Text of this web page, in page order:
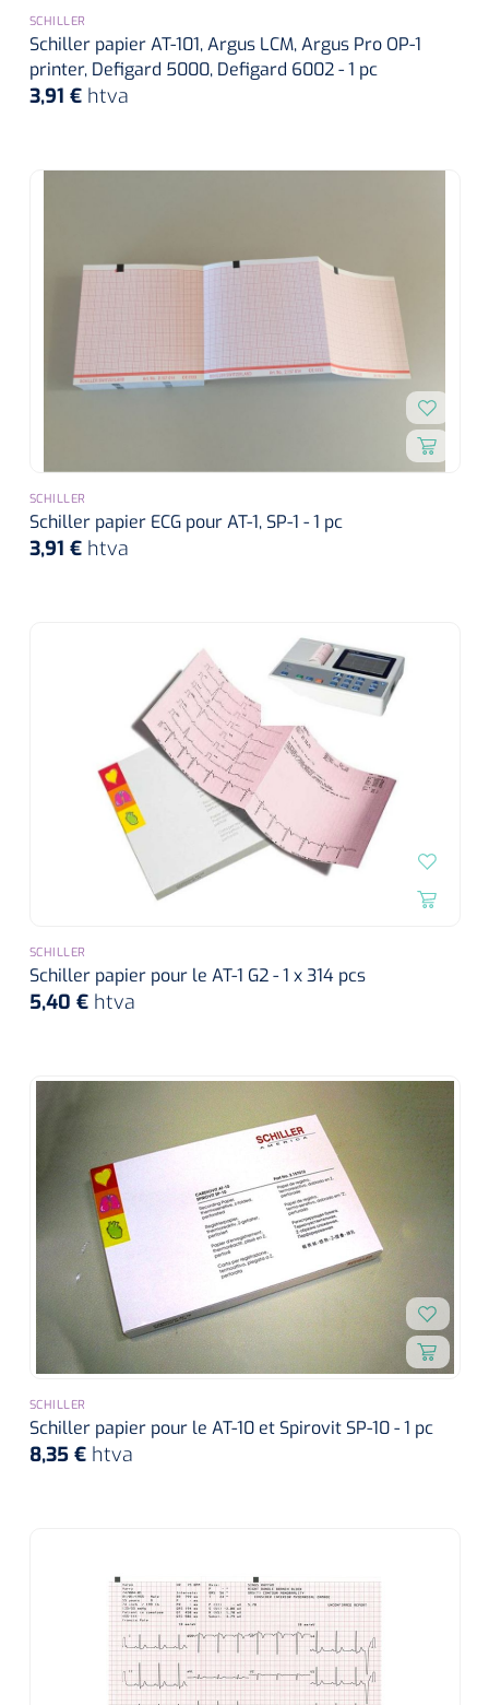
Alginates
Agraffes de fixation
Bassin renal
Nettoyeurs de plaies
SCHILLER
Schiller papier AT-101, Argus LCM, Argus Pro OP-1
printer, Defigard 5000, Defigard 6002 - 1 pc
3,91 € htva
SCHILLER
Schiller papier ECG pour AT-1, SP-1 - 1 pc
3,91 € htva
SCHILLER
Schiller papier pour le AT-1 G2 - 1 x 314 pcs
5,40 € htva
SCHILLER
Schiller papier pour le AT-10 et Spirovit SP-10 - 1 pc
8,35 € htva